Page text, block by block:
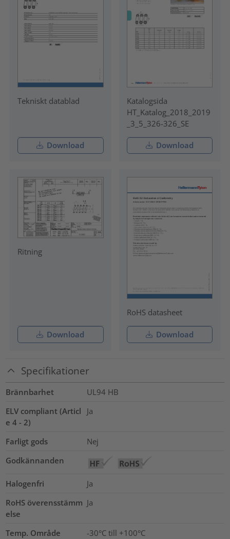
Tekniskt datablad
Download
Katalogsida
HT_Katalog_2018_2019
_3_5_326-326_SE
Download
Ritning
Download
RoHS datasheet
Download
Specifikationer
Brännbarhet
UL94 HB
ELV compliant (Articl
e 4 - 2)
Ja
Farligt gods
Nej
Godkännanden
Halogenfri
Ja
RoHS överensstämm
else
Ja
Temp. Område
-30°C till +100°C